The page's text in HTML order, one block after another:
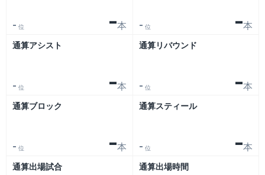
- 位 -本 - 位 -本
通算アシスト
- 位 -本
通算リバウンド
- 位 -本
通算ブロック
- 位 -本
通算スティール
- 位 -本
通算出場試合 通算出場時間